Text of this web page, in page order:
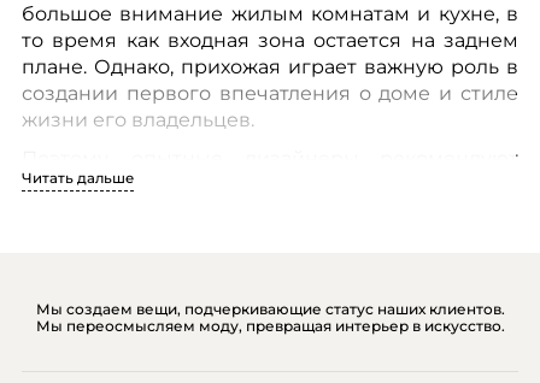
большое внимание жилым комнатам и кухне, в
то время как входная зона остается на заднем
плане. Однако, прихожая играет важную роль в
создании первого впечатления о доме и стиле
жизни его владельцев.
Поэтому, опытные дизайнеры рекомендуют
обратить особое внимание на эту зону уже при
Консоли представляют собой изящные
аксессуары, которые прекрасно дополняют
Читать дальше
Мы создаем вещи, подчеркивающие статус наших клиентов.
Мы переосмысляем моду, превращая интерьер в искусство.